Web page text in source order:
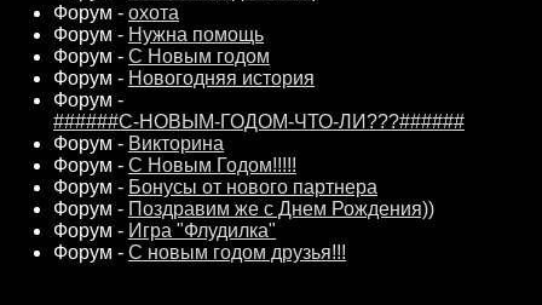
Форум - охота
Форум - Нужна помощь
Форум - С Новым годом
Форум - Новогодняя история
Форум -
######С-НОВЫМ-ГОДОМ-ЧТО-ЛИ???######
Форум - Викторина
Форум - С Новым Годом!!!!!
Форум - Бонусы от нового партнера
Форум - Поздравим же с Днем Рождения))
Форум - Игра "Флудилка"
Форум - С новым годом друзья!!!